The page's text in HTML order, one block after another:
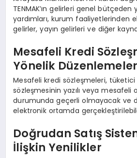
TENMAK’ın gelirleri genel bütçeden
yardımları, kurum faaliyetlerinden
gelirler, yayın gelirleri ve diğer
Mesafeli Kredi
Yönelik Düzenlemeler
Mesafeli kredi sözleşmeleri, tüketici
sözleşmesinin yazılı veya mesafeli
durumunda geçerli olmayacak ve
elektronik ortamda
Doğrudan Satış
İlişkin Yenilikler